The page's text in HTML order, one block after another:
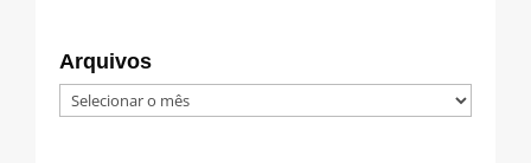
Arquivos
Arquivos